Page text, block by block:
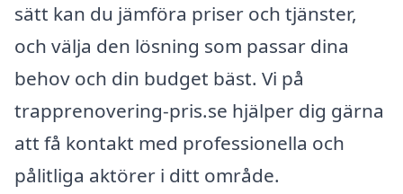
sätt kan du jämföra priser och tjänster,
och välja den lösning som passar dina
behov och din budget bäst. Vi på
trapprenovering-pris.se hjälper dig gärna
att få kontakt med professionella och
pålitliga aktörer i ditt område.